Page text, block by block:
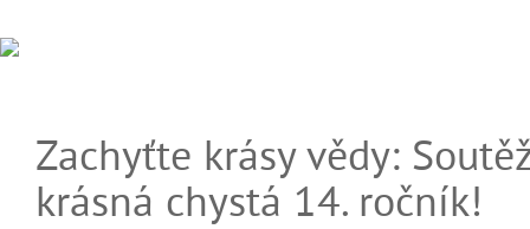
Zachyťte krásy vědy:
krásná chystá 14. ročník!